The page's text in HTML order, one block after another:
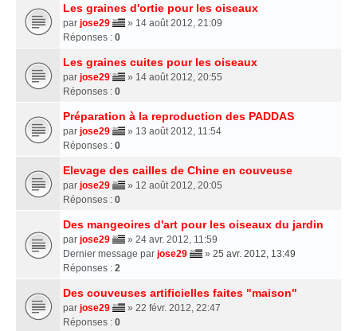
Les graines d'ortie pour les oiseaux
par jose29
» 14 août 2012, 21:09
Réponses : 0
Les graines cuites pour les oiseaux
par jose29
» 14 août 2012, 20:55
Réponses : 0
Préparation à la reproduction des PADDAS
par jose29
» 13 août 2012, 11:54
Réponses : 0
Elevage des cailles de Chine en couveuse
par jose29
» 12 août 2012, 20:05
Réponses : 0
Des mangeoires d'art pour les oiseaux du jardin
par jose29
» 24 avr. 2012, 11:59
Dernier message par jose29 » 25 avr. 2012, 13:49
Réponses : 2
Des couveuses artificielles faites "maison"
par jose29
» 22 févr. 2012, 22:47
Réponses : 0